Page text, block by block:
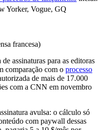
Yorker, Vogue, GQ
francesa)
assinaturas para as editoras
comparação com o processo
de mais de 17.000
com a CNN em novembro
avulsa: o cálculo só
com paywall dessas